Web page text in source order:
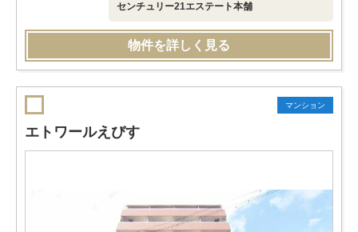
センチュリー21エステート本舗
物件を詳しく見る
マンション
エトワールえびす